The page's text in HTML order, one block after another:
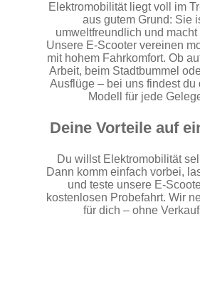
Elektromobilität liegt voll im
aus gutem Grund: Sie
umweltfreundlich und
Unsere E‑Scooter vereinen
mit hohem Fahrkomfort. Ob
Arbeit, beim Stadtbummel
Ausflüge – bei uns findest du
Modell für jede
Deine Vorteile auf
Du willst Elektromobilität
Dann komm einfach vorbei,
und teste unsere
kostenlosen Probefahrt. Wir
für dich – ohne